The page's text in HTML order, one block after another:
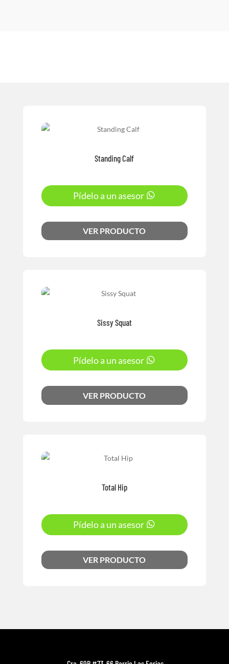
Standing Calf
Pídelo a un asesor
VER PRODUCTO
Sissy Squat
Pídelo a un asesor
VER PRODUCTO
Total Hip
Pídelo a un asesor
VER PRODUCTO